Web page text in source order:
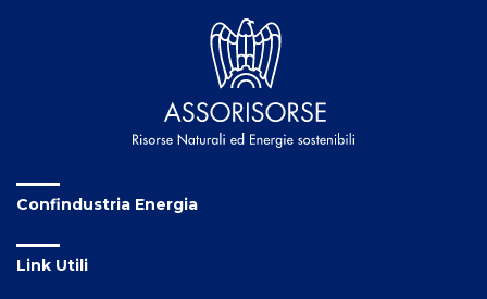
Confindustria Energia
Link Utili